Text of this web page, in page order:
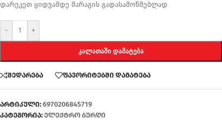
დარეკეთ ყიდვამდე მარაგის გადასამოწმებლად
- +
ᲙᲐᲚᲐᲗᲐᲨᲘ ᲓᲐᲛᲐᲢᲔᲑᲐ
შედარება ფავორიტებში დამატება
არტიკული:6970206845719
კატეგორია:ელექტრო ბურღი